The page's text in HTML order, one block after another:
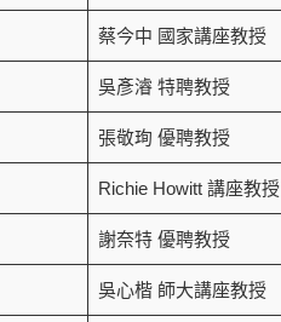
蔡今中 國家講座教授
吳彥濬 特聘教授
張敬珣 優聘教授
Richie Howitt 講座教授
謝奈特 優聘教授
吳心楷 師大講座教授